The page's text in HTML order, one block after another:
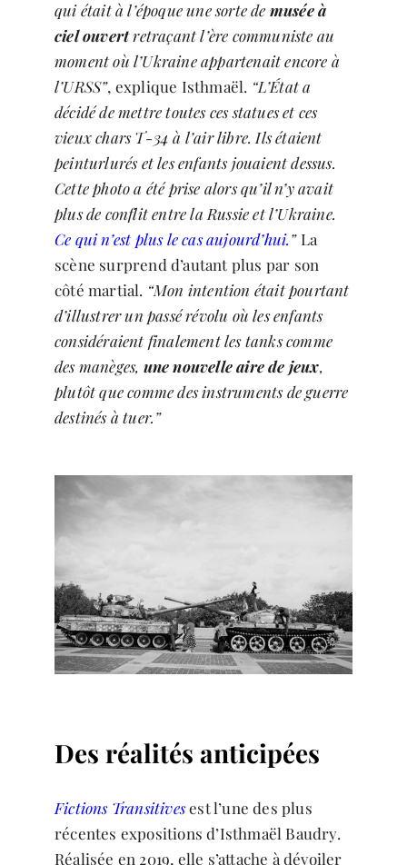
qui était à l’époque une sorte de musée à
ciel ouvertretraçant l’ère communiste au
moment où l’Ukraine appartenait encore à
l’URSS”, explique Isthmaël. “L’État a
décidé de mettre toutes ces statues et ces
vieux chars T-34 à l’air libre. Ils étaient
peinturlurés et les enfants jouaient dessus.
Cette photo a été prise alors qu’il n’y avait
plus de conflit entre la Russie et l’Ukraine.
Ce qui n’est plus le cas aujourd’hui.”La
scène surprend d’autant plus par son
côté martial. “Mon intention était pourtant
d’illustrer un passé révolu où les enfants
considéraient finalement les tanks comme
des manèges, une nouvelle aire de jeux,
plutôt que comme des instruments de guerre
destinés à tuer.”
Des réalités anticipées
Fictions Transitivesest l’une des plus
récentes expositions d’Isthmaël Baudry.
Réalisée en 2019, elle s’attache à dévoiler